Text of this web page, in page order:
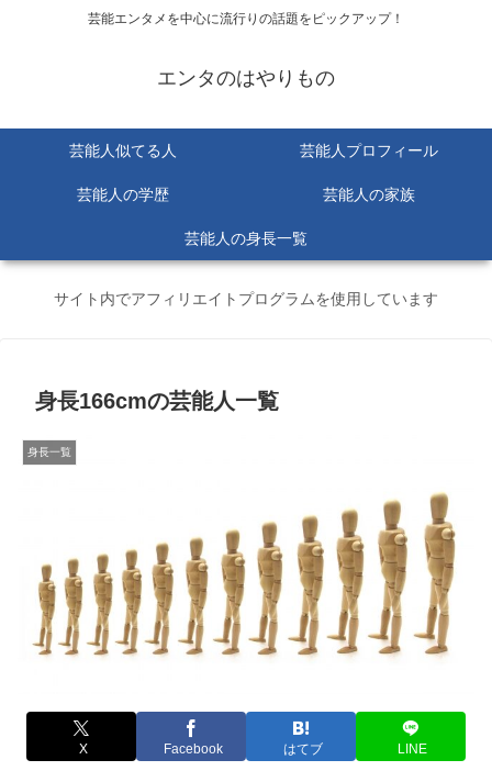
芸能エンタメを中心に流行りの話題をピックアップ！
エンタのはやりもの
芸能人似てる人 芸能人プロフィール
芸能人の学歴 芸能人の家族
芸能人の身長一覧
サイト内でアフィリエイトプログラムを使用しています
身長166cmの芸能人一覧
身長一覧
X Facebook はてブ LINE